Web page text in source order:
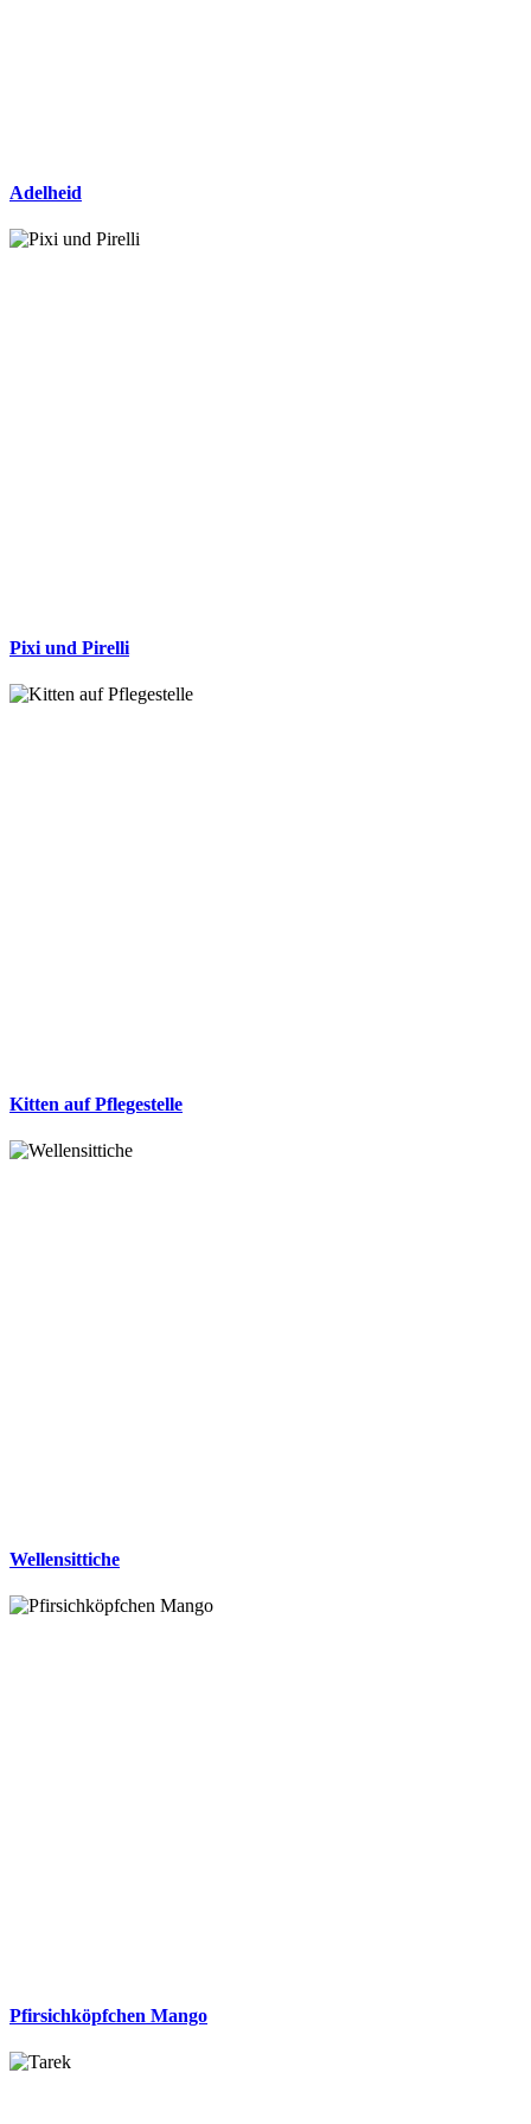
Adelheid
Pixi und Pirelli
Kitten auf Pflegestelle
Wellensittiche
Pfirsichköpfchen Mango